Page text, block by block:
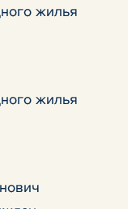
жилья
жилья